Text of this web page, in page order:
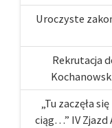
Uroczyste
Rekrutacja
„Tu zaczęła
ciąg…” IV